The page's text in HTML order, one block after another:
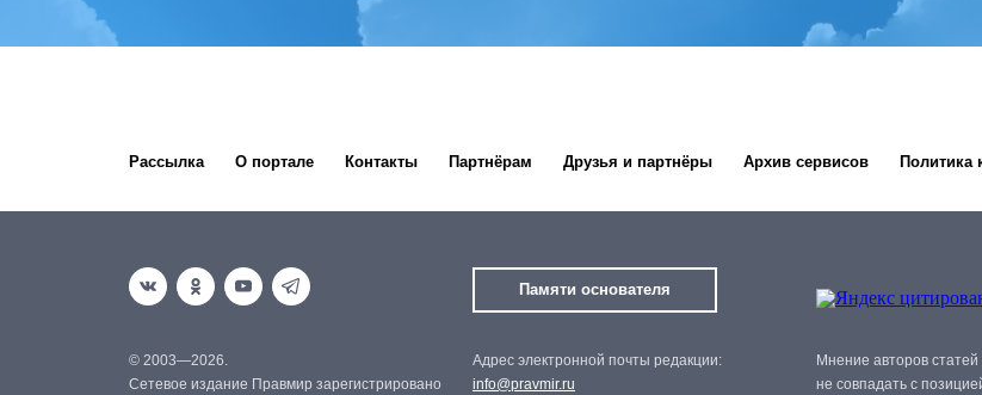
Рассылка О портале Контакты Партнёрам Друзья и партнёры Архив сервисов Политика
Памяти основателя
© 2003—2026.
Сетевое издание Правмир зарегистрировано
Адрес электронной почты редакции:
info@pravmir.ru
Мнение авторов
не совпадать с